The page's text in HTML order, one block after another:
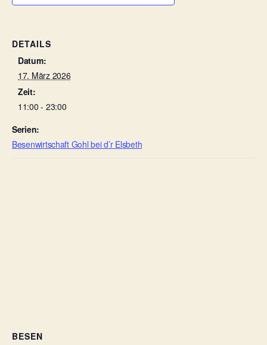
DETAILS
Datum:
17. März 2026
Zeit:
11:00 - 23:00
Serien:
Besenwirtschaft Gohl bei d’r Elsbeth
BESEN